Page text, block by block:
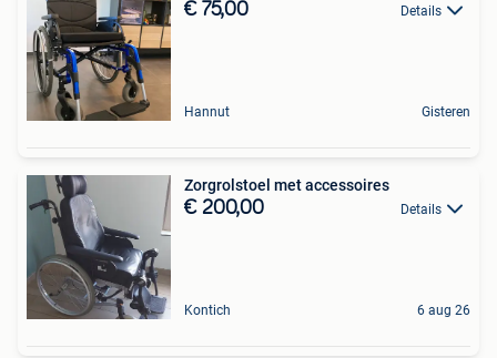
€ 75,00 Details
Hannut Gisteren
Zorgrolstoel met accessoires
€ 200,00 Details
Kontich 6 aug 26